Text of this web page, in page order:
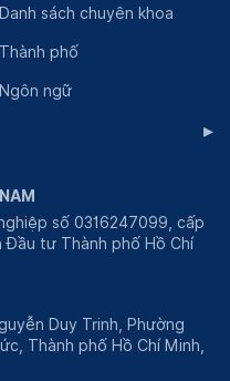
Danh sách chuyên khoa
Thành phố
Ngôn ngữ
▸
số 0316247099, cấp
tư Thành phố Hồ Chí
Duy Trinh, Phường
Thành phố Hồ Chí Minh,